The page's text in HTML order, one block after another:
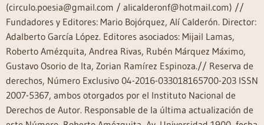
(circulo.poesia@gmail.com / alicalderonf@hotmail.com) //
Fundadores y Editores: Mario Bojórquez, Alí Calderón. Director:
Adalberto García López. Editores asociados: Mijail Lamas,
Roberto Amézquita, Andrea Rivas, Rubén Márquez Máximo,
Gustavo Osorio de Ita, Zorian Ramírez Espinoza.// Reserva de
derechos, Número Exclusivo 04-2016-033018165700-203 ISSN
2007-5367, ambos otorgados por el Instituto Nacional de
Derechos de Autor. Responsable de la última actualización de